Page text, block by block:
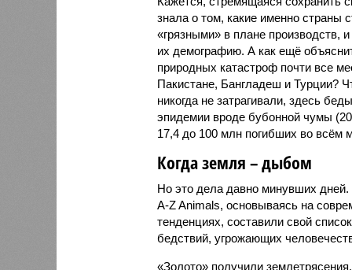
знала о том, какие именно страны
«грязными» в плане производств,
их демографию. А как ещё
природных катастроф почти все
Пакистане, Бангладеш и Турции?
никогда не затрагивали, здесь
эпидемии вроде бубонной чумы
17,4 до 100 млн погибших во всём
Когда земля – дыбом
Но это дела давно минувших
A-Z Animals, основываясь на
тенденциях, составили свой
бедствий, угрожающих
«Золото» получили